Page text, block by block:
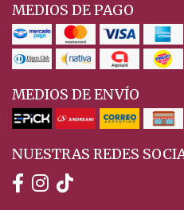
MEDIOS DE PAGO
MEDIOS DE ENVÍO
NUESTRAS REDES